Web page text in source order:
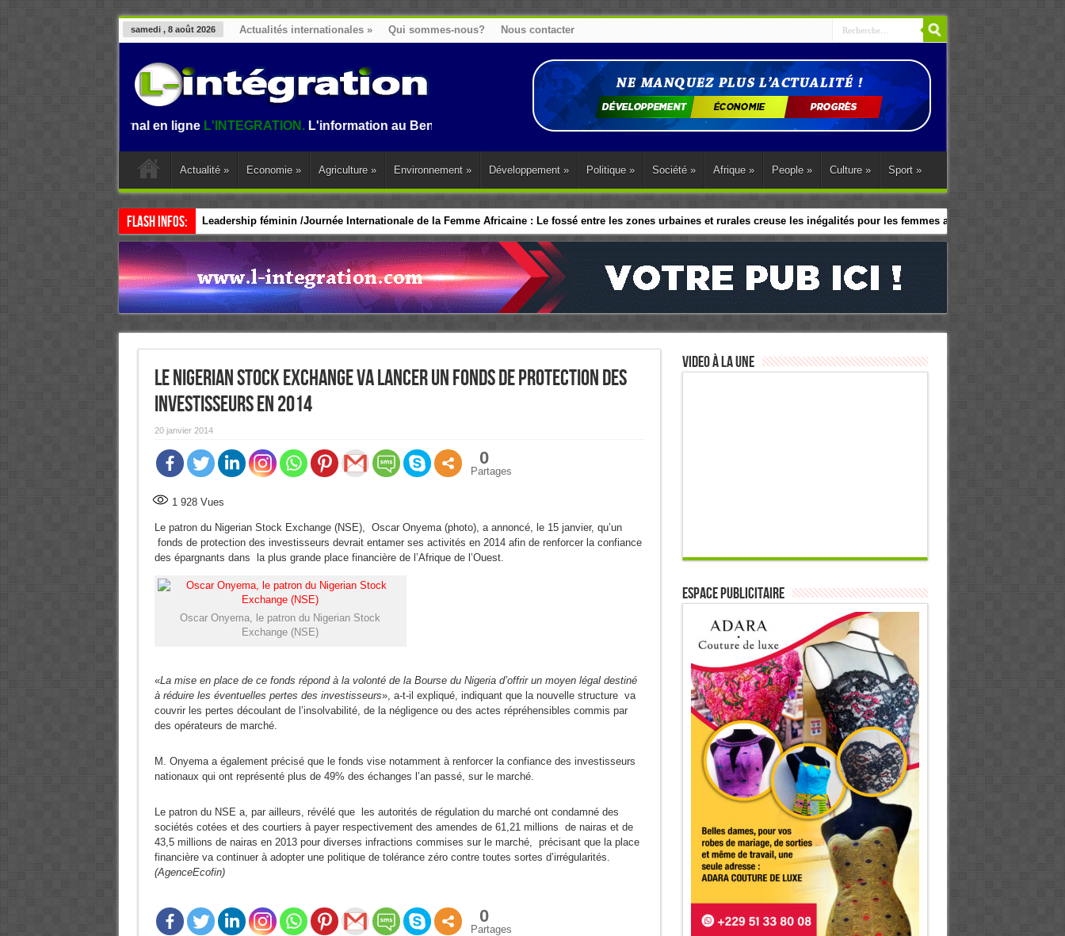
samedi , 8 août 2026 Actualités internationales » Qui sommes-nous? Nous contacter
sur le journal en ligneL'INTEGRATION.L'information au Benin, en Afrique et dans le monde.
Actualité » Economie » Agriculture » Environnement » Développement » Politique » Société » Afrique » People » Culture » Sport »
Flash Infos: Leadership féminin /Journée Internationale de la Femme Africaine : Le fossé entre les zones urbaines et rurales creuse les inégalités pour les femmes africaines
CEDEAO / Accélérer le leadership politique des Femmes : Les dirigeants d’Afrique de l’Ouest adopte le programme d’action régional d’Abuja.
Le Nigerian Stock Exchange va lancer un fonds de protection des
investisseurs en 2014
20 janvier 2014
0
Partages
1 928Vues
Le patron du Nigerian Stock Exchange (NSE), Oscar Onyema (photo), a annoncé, le 15 janvier, qu’un
fonds de protection des investisseurs devrait entamer ses activités en 2014 afin de renforcer la confiance
des épargnants dans la plus grande place financière de l’Afrique de l’Ouest.
Oscar Onyema, le patron du Nigerian Stock
Exchange (NSE)
«La mise en place de ce fonds répond à la volonté de la Bourse du Nigeria d’offrir un moyen légal destiné
à réduire les éventuelles pertes des investisseurs», a-t-il expliqué, indiquant que la nouvelle structure va
couvrir les pertes découlant de l’insolvabilité, de la négligence ou des actes répréhensibles commis par
des opérateurs de marché.
M. Onyema a également précisé que le fonds vise notamment à renforcer la confiance des investisseurs
nationaux qui ont représenté plus de 49% des échanges l’an passé, sur le marché.
Le patron du NSE a, par ailleurs, révélé que les autorités de régulation du marché ont condamné des
sociétés cotées et des courtiers à payer respectivement des amendes de 61,21 millions de nairas et de
43,5 millions de nairas en 2013 pour diverses infractions commises sur le marché, précisant que la place
financière va continuer à adopter une politique de tolérance zéro contre toutes sortes d’irrégularités.
(AgenceEcofin)
0
Partages
Video à la Une
ESPACE PUBLICITAIRE